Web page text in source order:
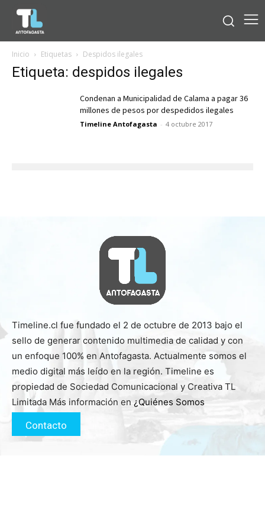
Inicio Etiquetas Despidos ilegales
Etiqueta: despidos ilegales
Condenan a Municipalidad de Calama a pagar 36
millones de pesos por despedidos ilegales
Timeline Antofagasta - 4 octubre 2017
Timeline.cl fue fundado el 2 de octubre de 2013 bajo el
sello de generar contenido multimedia de calidad y con
un enfoque 100% en Antofagasta. Actualmente somos el
medio digital más leído en la región. Timeline es
propiedad de Sociedad Comunicacional y Creativa TL
Limitada Más información en ¿Quiénes Somos
Contacto